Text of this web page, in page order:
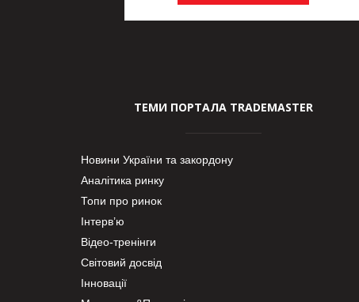
ТЕМИ ПОРТАЛА TRADEMASTER
Новини України та закордону
Аналітика ринку
Топи про ринок
Інтерв’ю
Відео-тренінги
Світовий досвід
Інновації